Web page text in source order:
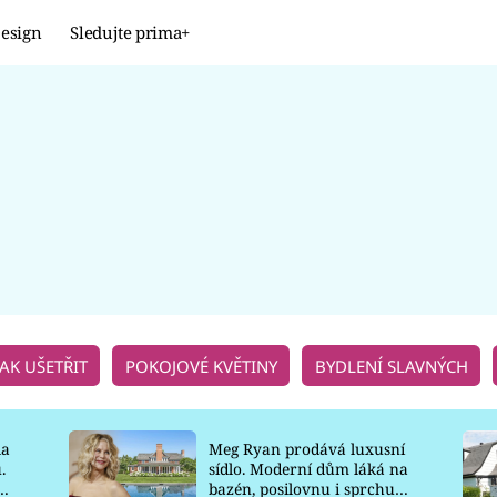
Sledujte prima+
UŠETŘIT POKOJOVÉ KVĚTINY BYDLENÍ SLAVNÝCH
Meg Ryan prodává luxusní
sídlo. Moderní dům láká na
bazén, posilovnu i sprchu